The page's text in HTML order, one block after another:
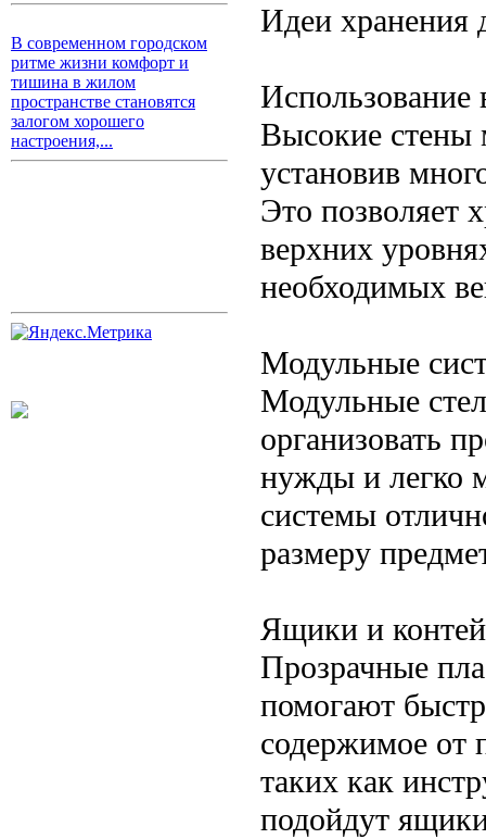
В современном городском
ритме жизни комфорт и
тишина в жилом
пространстве становятся
залогом хорошего
настроения,...
Идеи хранения
Использование
Высокие стены
установив
Это позволяет
верхних
необходимых
Модульные
Модульные
организовать
нужды и легко
системы
размеру
Ящики и
Прозрачные
помогают
содержимое от
таких как
подойдут